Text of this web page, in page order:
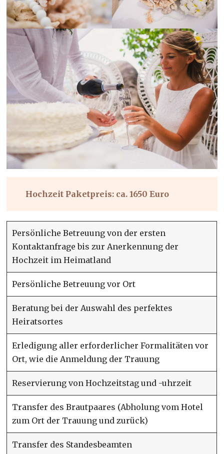
Hochzeit Paketpreis: ca. 1650 Euro
Persönliche Betreuung von der ersten
Kontaktanfrage bis zur Anerkennung der
Hochzeit im Heimatland
Persönliche Betreuung vor Ort
Beratung bei der Auswahl des perfektes
Heiratsortes
Erledigung aller erforderlicher Formalitäten vor
Ort, wie die Anmeldung der Trauung
Reservierung von Hochzeitstag und -uhrzeit
Transfer des Brautpaares (Abholung vom Hotel
zum Ort der Trauung und zurück)
Transfer des Standesbeamten